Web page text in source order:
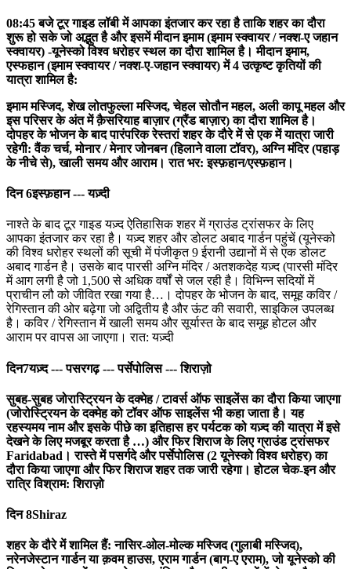
08:45 बजे टूर गाइड लॉबी में आपका इंतजार कर रहा है ताकि शहर का दौरा
शुरू हो सके जो अद्भुत है और इसमें मीदान इमाम (इमाम स्क्वायर / नक्श-ए जहान
स्क्वायर) -यूनेस्को विश्व धरोहर स्थल का दौरा शामिल है। मीदान इमाम,
एस्फहान (इमाम स्क्वायर / नक्श-ए-जहान स्क्वायर) में 4 उत्कृष्ट कृतियों की
यात्रा शामिल है:
इमाम मस्जिद, शेख लोतफुल्ला मस्जिद, चेहल सोतौन महल, अली कापू महल और
इस परिसर के अंत में क़ैसरियाह बाज़ार (ग्रैंड बाज़ार) का दौरा शामिल है।
दोपहर के भोजन के बाद पारंपरिक रेस्तरां शहर के दौरे में से एक में यात्रा जारी
रहेगी: वैंक चर्च, मोनार / मेनार जोनबन (हिलाने वाला टॉवर), अग्नि मंदिर (पहाड़
के नीचे से), खाली समय और आराम। रात भर: इस्फ़हान/एस्फ़हान।
दिन 6इस्फ़हान --- यज़्दी
नाश्ते के बाद टूर गाइड यज़्द ऐतिहासिक शहर में ग्राउंड ट्रांसफर के लिए
आपका इंतजार कर रहा है। यज़्द शहर और डोलट अबाद गार्डन पहुंचें (यूनेस्को
की विश्व धरोहर स्थलों की सूची में पंजीकृत 9 ईरानी उद्यानों में से एक डोलट
अबाद गार्डन है। उसके बाद पारसी अग्नि मंदिर / अतशकदेह यज़्द (पारसी मंदिर
में आग लगी है जो 1,500 से अधिक वर्षों से जल रही है। विभिन्न सदियों में
प्राचीन लौ को जीवित रखा गया है…। दोपहर के भोजन के बाद, समूह कविर /
रेगिस्तान की ओर बढ़ेगा जो अद्वितीय है और ऊंट की सवारी, साइकिल उपलब्ध
है। कविर / रेगिस्तान में खाली समय और सूर्यास्त के बाद समूह होटल और
आराम पर वापस आ जाएगा। रात: यज़्दी
दिन7यज़्द --- पसरगढ़ --- पर्सेपोलिस --- शिराज़ो
सुबह-सुबह जोरास्ट्रियन के दक्मेह / टावर्स ऑफ साइलेंस का दौरा किया जाएगा
(जोरोस्ट्रियन के दक्मेह को टॉवर ऑफ साइलेंस भी कहा जाता है। यह
रहस्यमय नाम और इसके पीछे का इतिहास हर पर्यटक को यज़्द की यात्रा में इसे
देखने के लिए मजबूर करता है …) और फिर शिराज के लिए ग्राउंड ट्रांसफर
Faridabad। रास्ते में पसर्गदे और पर्सेपोलिस (2 यूनेस्को विश्व धरोहर) का
दौरा किया जाएगा और फिर शिराज शहर तक जारी रहेगा। होटल चेक-इन और
रात्रि विश्राम: शिराज़ो
दिन 8Shiraz
शहर के दौरे में शामिल हैं: नासिर-ओल-मोल्क मस्जिद (गुलाबी मस्जिद),
नरेनजेस्टान गार्डन या क़वम हाउस, एराम गार्डन (बाग-ए एराम), जो यूनेस्को की